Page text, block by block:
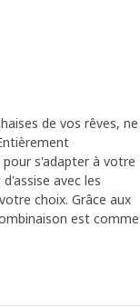
de vos rêves, ne
pour s'adapter à votre
avec les
choix. Grâce aux
est comme